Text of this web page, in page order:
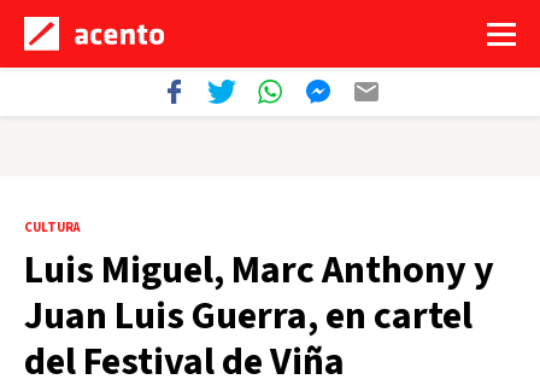
CULTURA
Luis Miguel, Marc Anthony y
Juan Luis Guerra, en cartel
del Festival de Viña